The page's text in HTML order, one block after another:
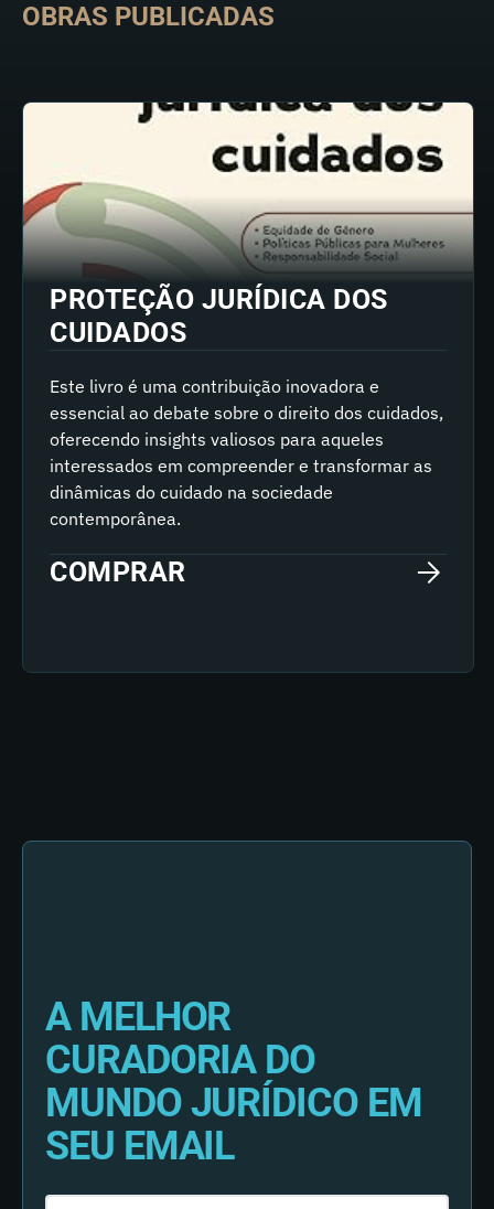
OBRAS PUBLICADAS
PROTEÇÃO JURÍDICA DOS
CUIDADOS
Este livro é uma contribuição inovadora e
essencial ao debate sobre o direito dos cuidados,
oferecendo insights valiosos para aqueles
interessados em compreender e transformar as
dinâmicas do cuidado na sociedade
contemporânea.
COMPRAR
A MELHOR
CURADORIA DO
MUNDO JURÍDICO EM
SEU EMAIL